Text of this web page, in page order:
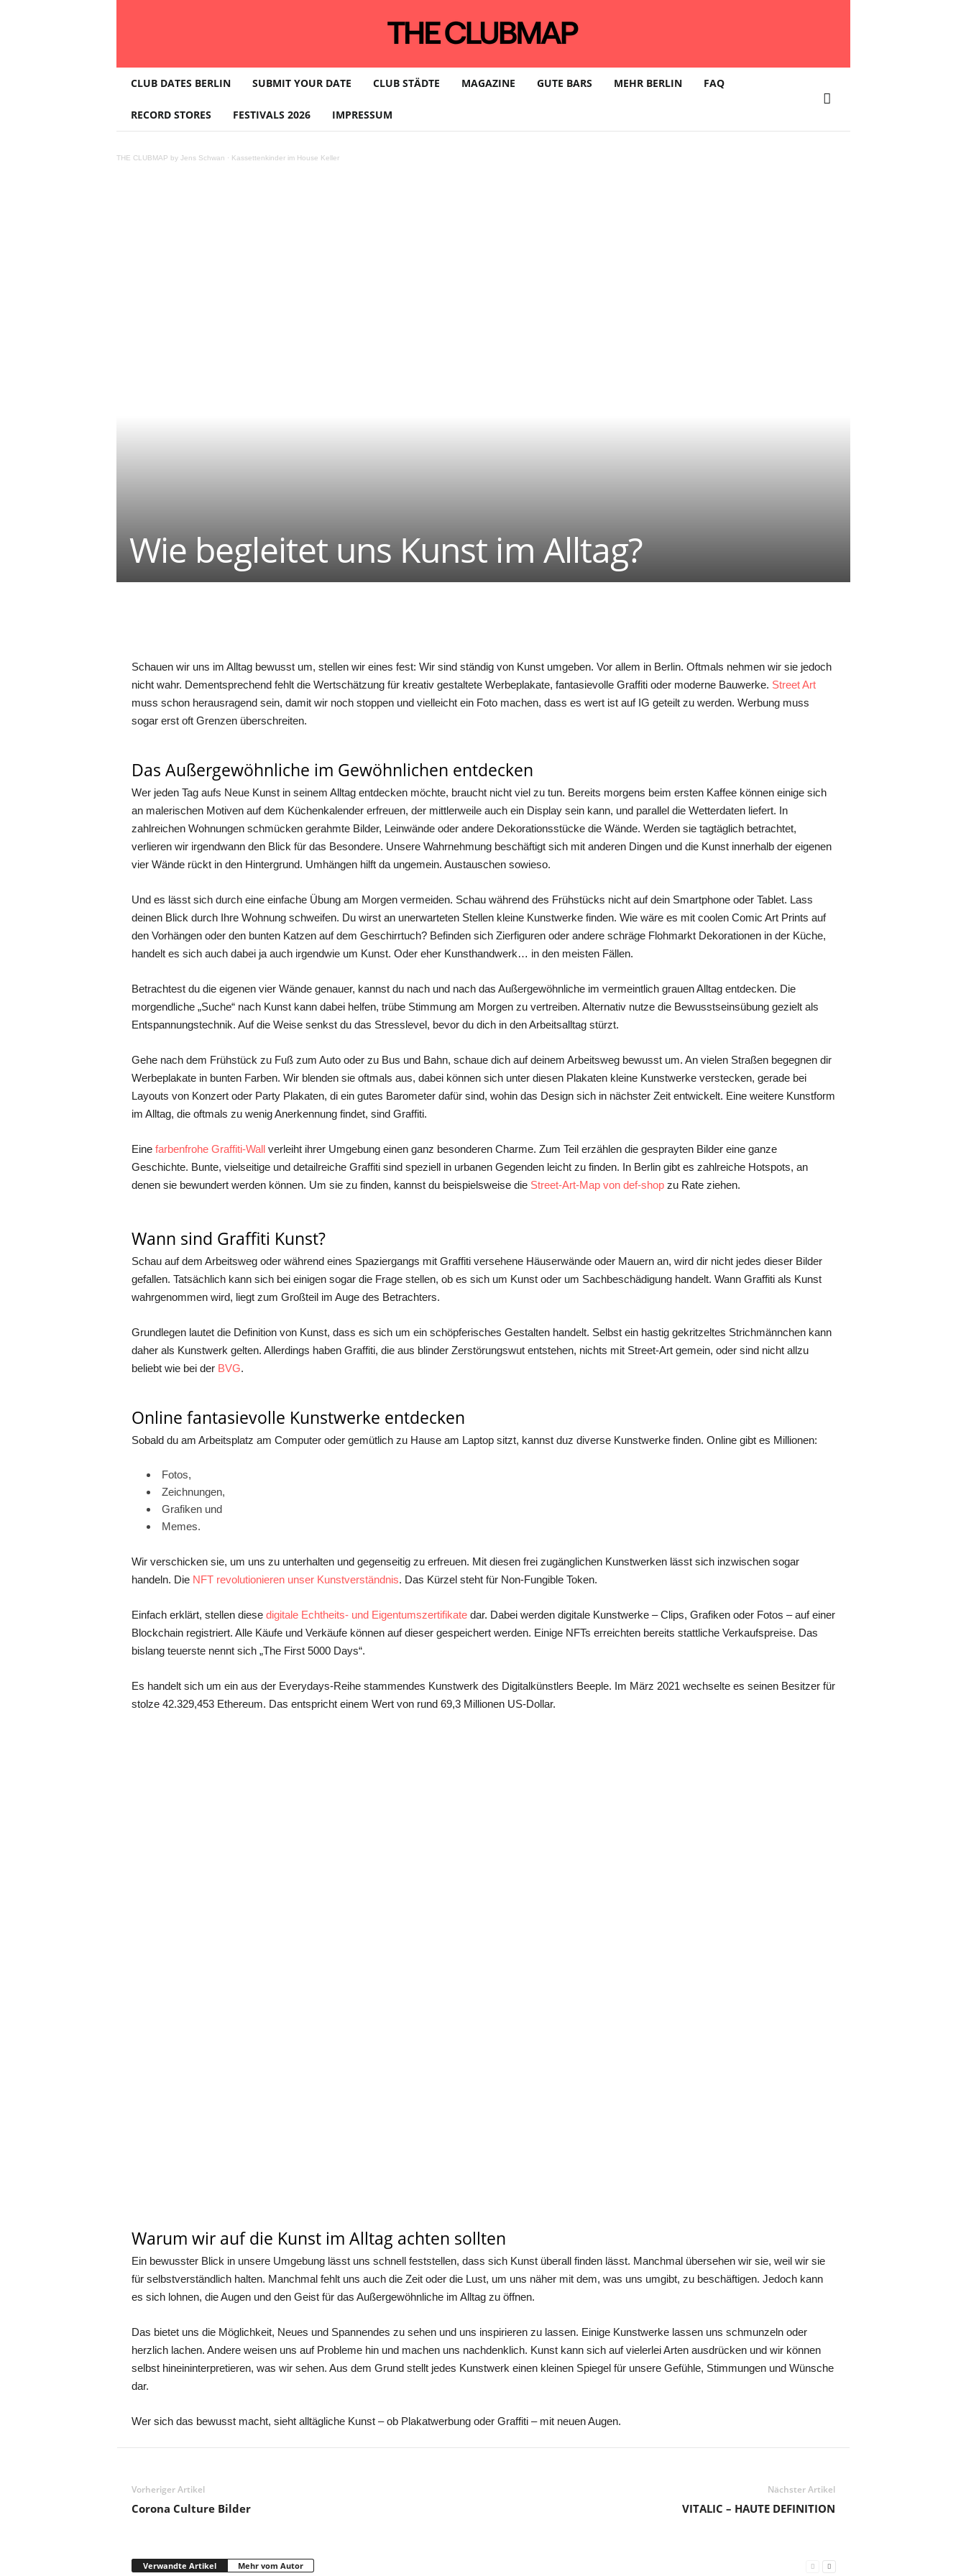
L
B
CLUB DATES BERLIN SUBMIT YOUR DATE CLUB STÄDTE MAGAZINE GUTE BARS MEHR BERLIN FAQ
RECORD STORES FESTIVALS 2026 IMPRESSUM
THE CLUBMAP by Jens Schwan · Kassettenkinder im House Keller
Wie begleitet uns Kunst im Alltag?
Schauen wir uns im Alltag bewusst um, stellen wir eines fest: Wir sind ständig von Kunst umgeben. Vor allem in Berlin. Oftmals nehmen wir sie jedoch
nicht wahr. Dementsprechend fehlt die Wertschätzung für kreativ gestaltete Werbeplakate, fantasievolle Graffiti oder moderne Bauwerke. Street Art
muss schon herausragend sein, damit wir noch stoppen und vielleicht ein Foto machen, dass es wert ist auf IG geteilt zu werden. Werbung muss
sogar erst oft Grenzen überschreiten.
Das Außergewöhnliche im Gewöhnlichen entdecken
Wer jeden Tag aufs Neue Kunst in seinem Alltag entdecken möchte, braucht nicht viel zu tun. Bereits morgens beim ersten Kaffee können einige sich
an malerischen Motiven auf dem Küchenkalender erfreuen, der mittlerweile auch ein Display sein kann, und parallel die Wetterdaten liefert. In
zahlreichen Wohnungen schmücken gerahmte Bilder, Leinwände oder andere Dekorationsstücke die Wände. Werden sie tagtäglich betrachtet,
verlieren wir irgendwann den Blick für das Besondere. Unsere Wahrnehmung beschäftigt sich mit anderen Dingen und die Kunst innerhalb der eigenen
vier Wände rückt in den Hintergrund. Umhängen hilft da ungemein. Austauschen sowieso.
Und es lässt sich durch eine einfache Übung am Morgen vermeiden. Schau während des Frühstücks nicht auf dein Smartphone oder Tablet. Lass
deinen Blick durch Ihre Wohnung schweifen. Du wirst an unerwarteten Stellen kleine Kunstwerke finden. Wie wäre es mit coolen Comic Art Prints auf
den Vorhängen oder den bunten Katzen auf dem Geschirrtuch? Befinden sich Zierfiguren oder andere schräge Flohmarkt Dekorationen in der Küche,
handelt es sich auch dabei ja auch irgendwie um Kunst. Oder eher Kunsthandwerk… in den meisten Fällen.
Betrachtest du die eigenen vier Wände genauer, kannst du nach und nach das Außergewöhnliche im vermeintlich grauen Alltag entdecken. Die
morgendliche „Suche“ nach Kunst kann dabei helfen, trübe Stimmung am Morgen zu vertreiben. Alternativ nutze die Bewusstseinsübung gezielt als
Entspannungstechnik. Auf die Weise senkst du das Stresslevel, bevor du dich in den Arbeitsalltag stürzt.
Gehe nach dem Frühstück zu Fuß zum Auto oder zu Bus und Bahn, schaue dich auf deinem Arbeitsweg bewusst um. An vielen Straßen begegnen dir
Werbeplakate in bunten Farben. Wir blenden sie oftmals aus, dabei können sich unter diesen Plakaten kleine Kunstwerke verstecken, gerade bei
Layouts von Konzert oder Party Plakaten, di ein gutes Barometer dafür sind, wohin das Design sich in nächster Zeit entwickelt. Eine weitere Kunstform
im Alltag, die oftmals zu wenig Anerkennung findet, sind Graffiti.
Eine farbenfrohe Graffiti-Wallverleiht ihrer Umgebung einen ganz besonderen Charme. Zum Teil erzählen die gesprayten Bilder eine ganze
Geschichte. Bunte, vielseitige und detailreiche Graffiti sind speziell in urbanen Gegenden leicht zu finden. In Berlin gibt es zahlreiche Hotspots, an
denen sie bewundert werden können. Um sie zu finden, kannst du beispielsweise die Street-Art-Map von def-shopzu Rate ziehen.
Wann sind Graffiti Kunst?
Schau auf dem Arbeitsweg oder während eines Spaziergangs mit Graffiti versehene Häuserwände oder Mauern an, wird dir nicht jedes dieser Bilder
gefallen. Tatsächlich kann sich bei einigen sogar die Frage stellen, ob es sich um Kunst oder um Sachbeschädigung handelt. Wann Graffiti als Kunst
wahrgenommen wird, liegt zum Großteil im Auge des Betrachters.
Grundlegen lautet die Definition von Kunst, dass es sich um ein schöpferisches Gestalten handelt. Selbst ein hastig gekritzeltes Strichmännchen kann
daher als Kunstwerk gelten. Allerdings haben Graffiti, die aus blinder Zerstörungswut entstehen, nichts mit Street-Art gemein, oder sind nicht allzu
beliebt wie bei der BVG.
Online fantasievolle Kunstwerke entdecken
Sobald du am Arbeitsplatz am Computer oder gemütlich zu Hause am Laptop sitzt, kannst duz diverse Kunstwerke finden. Online gibt es Millionen:
Fotos,
Zeichnungen,
Grafiken und
Memes.
Wir verschicken sie, um uns zu unterhalten und gegenseitig zu erfreuen. Mit diesen frei zugänglichen Kunstwerken lässt sich inzwischen sogar
handeln. Die NFT revolutionieren unser Kunstverständnis. Das Kürzel steht für Non-Fungible Token.
Einfach erklärt, stellen diese digitale Echtheits- und Eigentumszertifikatedar. Dabei werden digitale Kunstwerke – Clips, Grafiken oder Fotos – auf einer
Blockchain registriert. Alle Käufe und Verkäufe können auf dieser gespeichert werden. Einige NFTs erreichten bereits stattliche Verkaufspreise. Das
bislang teuerste nennt sich „The First 5000 Days“.
Es handelt sich um ein aus der Everydays-Reihe stammendes Kunstwerk des Digitalkünstlers Beeple. Im März 2021 wechselte es seinen Besitzer für
stolze 42.329,453 Ethereum. Das entspricht einem Wert von rund 69,3 Millionen US-Dollar.
Warum wir auf die Kunst im Alltag achten sollten
Ein bewusster Blick in unsere Umgebung lässt uns schnell feststellen, dass sich Kunst überall finden lässt. Manchmal übersehen wir sie, weil wir sie
für selbstverständlich halten. Manchmal fehlt uns auch die Zeit oder die Lust, um uns näher mit dem, was uns umgibt, zu beschäftigen. Jedoch kann
es sich lohnen, die Augen und den Geist für das Außergewöhnliche im Alltag zu öffnen.
Das bietet uns die Möglichkeit, Neues und Spannendes zu sehen und uns inspirieren zu lassen. Einige Kunstwerke lassen uns schmunzeln oder
herzlich lachen. Andere weisen uns auf Probleme hin und machen uns nachdenklich. Kunst kann sich auf vielerlei Arten ausdrücken und wir können
selbst hineininterpretieren, was wir sehen. Aus dem Grund stellt jedes Kunstwerk einen kleinen Spiegel für unsere Gefühle, Stimmungen und Wünsche
dar.
Wer sich das bewusst macht, sieht alltägliche Kunst – ob Plakatwerbung oder Graffiti – mit neuen Augen.
Vorheriger Artikel
Corona Culture Bilder
Nächster Artikel
VITALIC – HAUTE DEFINITION
Verwandte Artikel Mehr vom Autor